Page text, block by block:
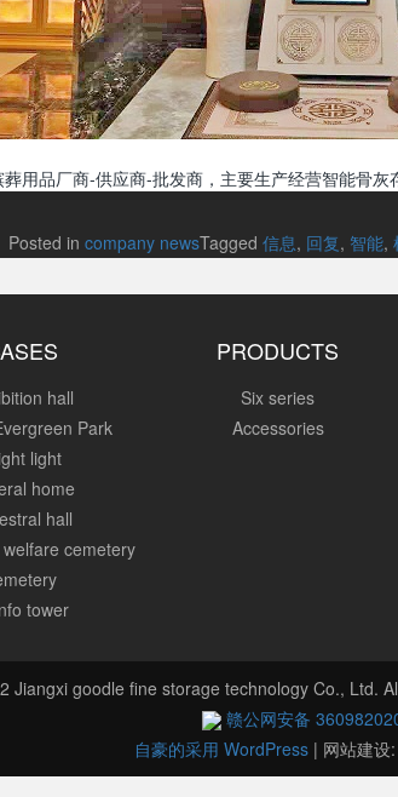
用品厂商-供应商-批发商，主要生产经营智能骨灰
Posted in company newsTagged 信息, 回复, 智能,
hall
Park
light
home
hall
cemetery
tower
PRODUCTS
Six series
Accessories
Jiangxi goodle fine storage technology Co., Ltd.
赣公网安备
自豪的采用 WordPress | 网站建设: